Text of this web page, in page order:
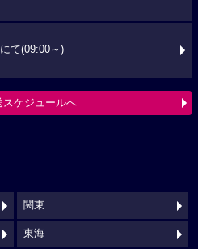
て(09:00～)
スケジュールへ
関東
東海